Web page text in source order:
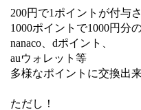
200円で1ポイントが付与
1000ポイントで1000円分
nanaco、dポイント、
auウォレット等
多様なポイントに交換出
ただし！